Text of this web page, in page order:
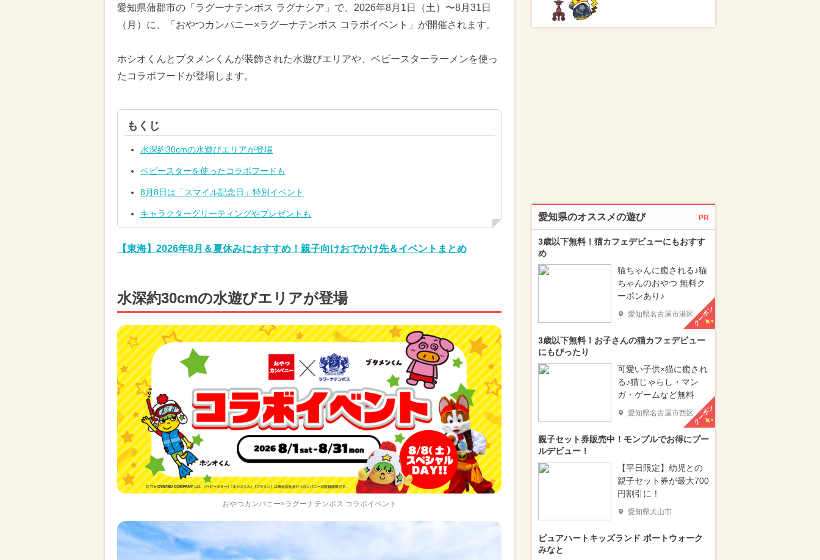
愛知県蒲郡市の「ラグーナテンボス ラグナシア」で、2026年8月1日（土）〜8月31日
（月）に、「おやつカンパニー×ラグーナテンボス コラボイベント」が開催されます。
ホシオくんとブタメンくんが装飾された水遊びエリアや、ベビースターラーメンを使っ
たコラボフードが登場します。
もくじ
水深約30cmの水遊びエリアが登場
ベビースターを使ったコラボフードも
8月8日は「スマイル記念日」特別イベント
キャラクターグリーティングやプレゼントも
【東海】2026年8月＆夏休みにおすすめ！親子向けおでかけ先＆イベントまとめ
水深約30cmの水遊びエリアが登場
おやつカンパニー×ラグーナテンボス コラボイベント
愛知県のオススメの遊び PR
3歳以下無料！猫カフェデビューにもおすす
め
猫ちゃんに癒される♪猫
ちゃんのおやつ 無料ク
ーポンあり♪
愛知県名古屋市港区クーポン
3歳以下無料！お子さんの猫カフェデビュー
にもぴったり
可愛い子供×猫に癒され
る♪猫じゃらし・マン
ガ・ゲームなど無料
愛知県名古屋市西区クーポン
親子セット券販売中！モンプルでお得にプー
ルデビュー！
【平日限定】幼児との
親子セット券が最大700
円割引に！
愛知県犬山市
ピュアハートキッズランド ポートウォーク
みなと